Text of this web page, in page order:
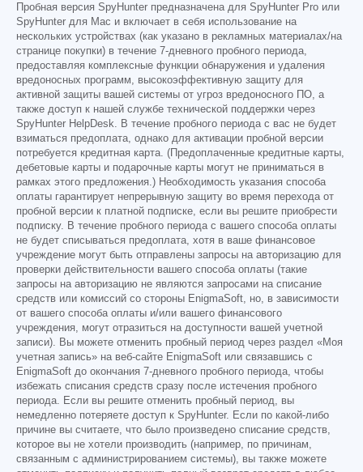
Пробная версия SpyHunter предназначена для SpyHunter Pro или
SpyHunter для Mac и включает в себя использование на
нескольких устройствах (как указано в рекламных материалах/на
странице покупки) в течение 7-дневного пробного периода,
предоставляя комплексные функции обнаружения и удаления
вредоносных программ, высокоэффективную защиту для
активной защиты вашей системы от угроз вредоносного ПО, а
также доступ к нашей службе технической поддержки через
SpyHunter HelpDesk. В течение пробного периода с вас не будет
взиматься предоплата, однако для активации пробной версии
потребуется кредитная карта. (Предоплаченные кредитные карты,
дебетовые карты и подарочные карты могут не приниматься в
рамках этого предложения.) Необходимость указания способа
оплаты гарантирует непрерывную защиту во время перехода от
пробной версии к платной подписке, если вы решите приобрести
подписку. В течение пробного периода с вашего способа оплаты
не будет списываться предоплата, хотя в ваше финансовое
учреждение могут быть отправлены запросы на авторизацию для
проверки действительности вашего способа оплаты (такие
запросы на авторизацию не являются запросами на списание
средств или комиссий со стороны EnigmaSoft, но, в зависимости
от вашего способа оплаты и/или вашего финансового
учреждения, могут отразиться на доступности вашей учетной
записи). Вы можете отменить пробный период через раздел «Моя
учетная запись» на веб-сайте EnigmaSoft или связавшись с
EnigmaSoft до окончания 7-дневного пробного периода, чтобы
избежать списания средств сразу после истечения пробного
периода. Если вы решите отменить пробный период, вы
немедленно потеряете доступ к SpyHunter. Если по какой-либо
причине вы считаете, что было произведено списание средств,
которое вы не хотели производить (например, по причинам,
связанным с администрированием системы), вы также можете